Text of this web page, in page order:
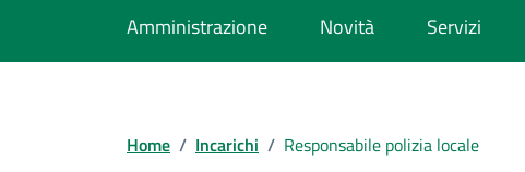
Amministrazione Novità Servizi
Home / Incarichi / Responsabile polizia locale